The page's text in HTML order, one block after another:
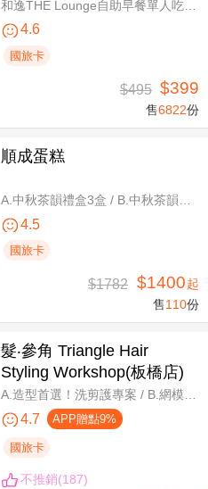
和逸THE Lounge自助早餐單人吃到飽
4.6
國旅卡
$495 $399
售6822份
順成蛋糕
A.中秋茶韻禮盒3盒 / B.中秋茶韻禮盒6盒
4.5
國旅卡
$1782 $1400起
售110份
髮‧參角 Triangle Hair
Styling Workshop(板橋店)
A.造型首選！洗剪護專案 / B.網模超質感！日系Fiole染護專案(不分長短，過腰另計) / C.簡單又有型！日系資生堂剪燙護專案(不限髮長) / D.回頭率滿分！Napla娜普菈溫塑剪燙護專案
4.7 APP贈點9%
國旅卡
不推銷(187)